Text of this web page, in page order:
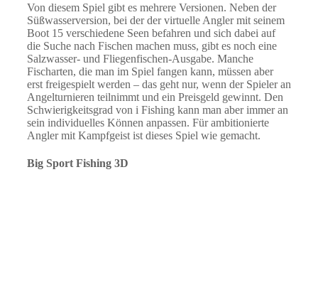
Von diesem Spiel gibt es mehrere Versionen. Neben der
Süßwasserversion, bei der der virtuelle Angler mit seinem
Boot 15 verschiedene Seen befahren und sich dabei auf
die Suche nach Fischen machen muss, gibt es noch eine
Salzwasser- und Fliegenfischen-Ausgabe. Manche
Fischarten, die man im Spiel fangen kann, müssen aber
erst freigespielt werden – das geht nur, wenn der Spieler an
Angelturnieren teilnimmt und ein Preisgeld gewinnt. Den
Schwierigkeitsgrad von i Fishing kann man aber immer an
sein individuelles Können anpassen. Für ambitionierte
Angler mit Kampfgeist ist dieses Spiel wie gemacht.
Big Sport Fishing 3D